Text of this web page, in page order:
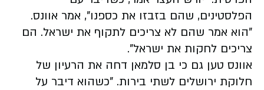
הפלסטינים, שהם בזבזו את כספנו", אמר אוונס.
"הוא אמר שהם לא צריכים לתקוף את ישראל. הם
צריכים לחקות את ישראל".
אוונס טען גם כי בן סלמאן דחה את הרעיון של
חלוקת ירושלים לשתי בירות. "כשהוא דיבר על